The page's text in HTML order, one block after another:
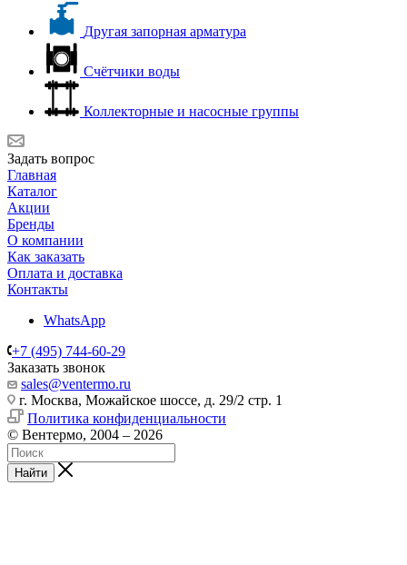
Другая запорная арматура
Счётчики воды
Коллекторные и насосные группы
Задать вопрос
Главная
Каталог
Акции
Бренды
О компании
Как заказать
Оплата и доставка
Контакты
WhatsApp
+7 (495) 744-60-29
Заказать звонок
sales@ventermo.ru
г. Москва, Можайское шоссе, д. 29/2 стр. 1
Политика конфиденциальности
© Вентермо, 2004 – 2026
Найти